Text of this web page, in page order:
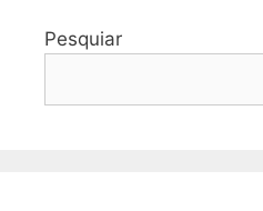
Pesquiar